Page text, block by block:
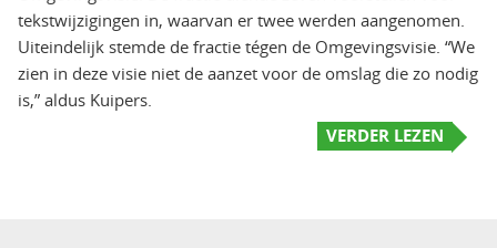
tekstwijzigingen in, waarvan er twee werden aangenomen.
Uiteindelijk stemde de fractie tégen de Omgevingsvisie. “We
zien in deze visie niet de aanzet voor de omslag die zo nodig
is,” aldus Kuipers.
VERDER LEZEN